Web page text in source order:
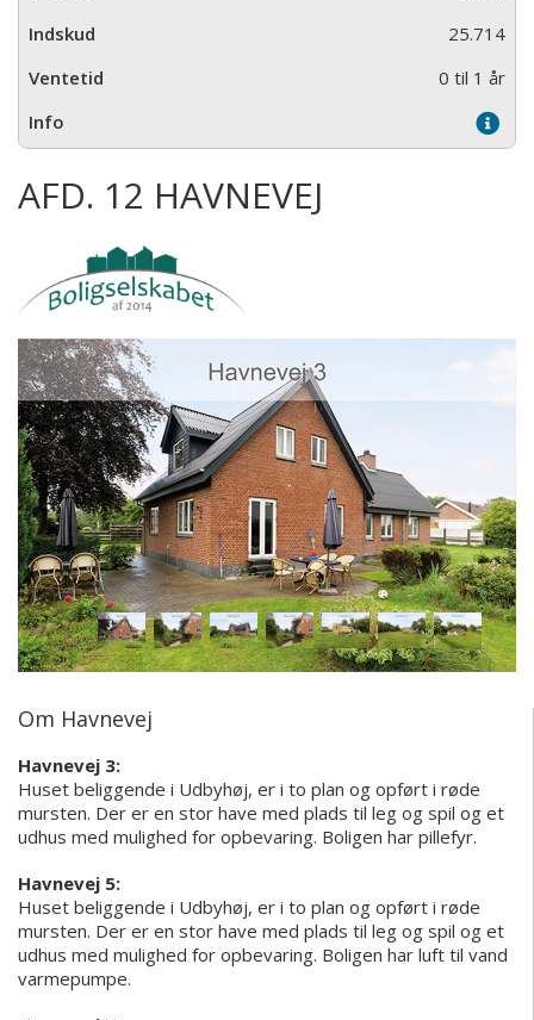
25.714
0 til 1 år
AFD. 12 HAVNEVEJ
Om Havnevej
Havnevej 3:
Huset beliggende i Udbyhøj, er i to plan og opført i røde
mursten. Der er en stor have med plads til leg og spil og et
udhus med mulighed for opbevaring. Boligen har pillefyr.
Havnevej 5:
Huset beliggende i Udbyhøj, er i to plan og opført i røde
mursten. Der er en stor have med plads til leg og spil og et
udhus med mulighed for opbevaring. Boligen har luft til vand
varmepumpe.